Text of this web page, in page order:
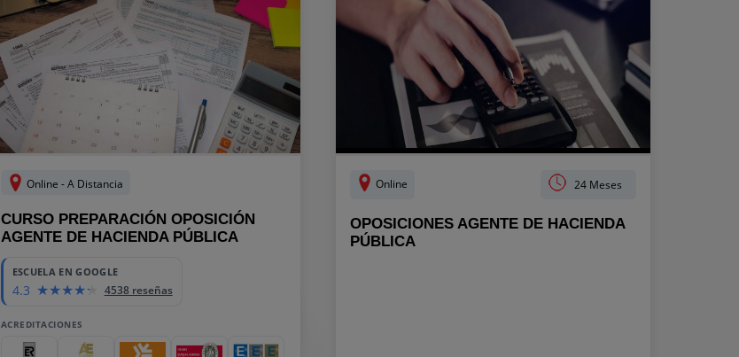
Online - A Distancia
CURSO PREPARACIÓN OPOSICIÓN
AGENTE DE HACIENDA PÚBLICA
ESCUELA EN GOOGLE
4.3 4538 reseñas
ACREDITACIONES
Online 24 Meses
OPOSICIONES AGENTE DE HACIENDA
PÚBLICA